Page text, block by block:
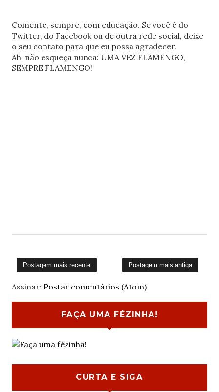
Comente, sempre, com educação. Se você é do
Twitter, do Facebook ou de outra rede social, deixe
o seu contato para que eu possa agradecer.
Ah, não esqueça nunca: UMA VEZ FLAMENGO,
SEMPRE FLAMENGO!
Postagem mais recente Postagem mais antiga
Assinar: Postar comentários (Atom)
FAÇA UMA FÉZINHA!
CURTA E SIGA